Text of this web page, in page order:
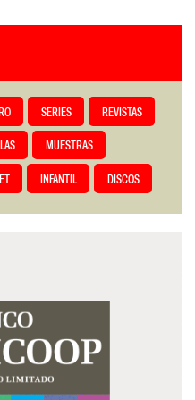
SERIES REVISTAS
MUESTRAS
INFANTIL DISCOS